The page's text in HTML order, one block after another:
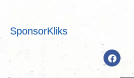
SponsorKliks